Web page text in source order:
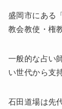
盛岡市にある
教会教使・権
一般的な占い
い世代から支
石田道場は先